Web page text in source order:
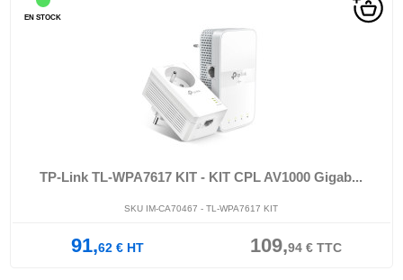
TP-Link TL-WPA7617 KIT - KIT CPL AV1000 Gigab...
SKU IM-CA70467 - TL-WPA7617 KIT
91,62€HT 109,94€TTC
EN STOCK